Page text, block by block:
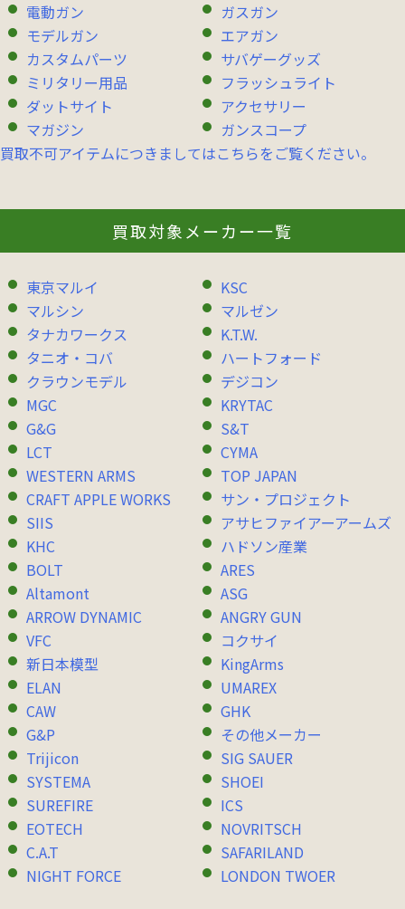
電動ガン
ガスガン
モデルガン
エアガン
カスタムパーツ
サバゲーグッズ
ミリタリー用品
フラッシュライト
ダットサイト
アクセサリー
マガジン
ガンスコープ
買取不可アイテムにつきましてはこちらをご覧ください。
買取対象メーカー一覧
東京マルイ
KSC
マルシン
マルゼン
タナカワークス
K.T.W.
タニオ・コバ
ハートフォード
クラウンモデル
デジコン
MGC
KRYTAC
G&G
S&T
LCT
CYMA
WESTERN ARMS
TOP JAPAN
CRAFT APPLE WORKS
サン・プロジェクト
SIIS
アサヒファイアーアームズ
KHC
ハドソン産業
BOLT
ARES
Altamont
ASG
ARROW DYNAMIC
ANGRY GUN
VFC
コクサイ
新日本模型
KingArms
ELAN
UMAREX
CAW
GHK
G&P
その他メーカー
Trijicon
SIG SAUER
SYSTEMA
SHOEI
SUREFIRE
ICS
EOTECH
NOVRITSCH
C.A.T
SAFARILAND
NIGHT FORCE
LONDON TWOER